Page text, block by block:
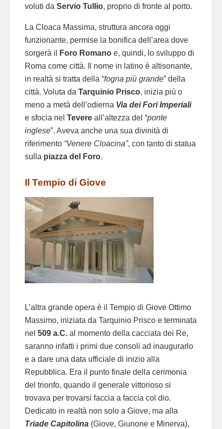
voluti da Servio Tullio, proprio di fronte al porto.
La Cloaca Massima, struttura ancora oggi
funzionante, permise la bonifica dell’area dove
sorgerà il
Foro Romano e, quindi, lo sviluppo di
Roma come città. Il nome in latino è altisonante,
in realtà si tratta della “fogna più grande” della
città. Voluta da Tarquinio Prisco, inizia più o
meno a metà dell’odierna Via dei Fori Imperiali
e sfocia nel Tevere all’altezza del “ponte
inglese”. Aveva anche una sua divinità di
riferimento “Venere Cloacina”, con tanto di statua
sulla piazza del Foro.
Il Tempio di Giove
L’altra grande opera è il Tempio di Giove Ottimo
Massimo, iniziata da Tarquinio Prisco e terminata
nel 509 a.C. al momento della cacciata dei Re,
saranno infatti i primi due consoli ad inaugurarlo
e a dare una data ufficiale di inizio alla
Repubblica. Era il punto finale della cerimonia
del trionfo, quando il generale vittorioso si
trovava per trovarsi faccia a faccia col dio.
Dedicato in realtà non solo a Giove, ma alla
Triade Capitolina (Giove, Giunone e Minerva),